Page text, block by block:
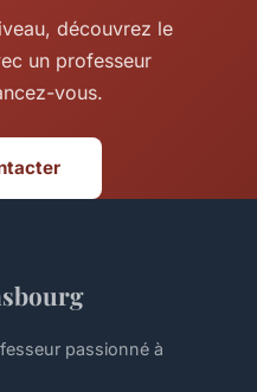
découvrez le
un professeur
vous.
passionné à